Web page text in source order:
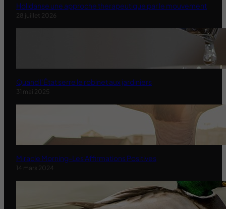
Holidanse une approche therapeutique par le mouvement
28 juillet 2026
Quand l’État serre le robinet aux jardiniers
31 mai 2025
Miracle Morning-Les Affirmations Positives
14 mars 2024